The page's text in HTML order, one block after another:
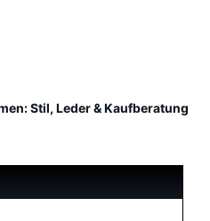
Stil, Leder & Kaufberatung